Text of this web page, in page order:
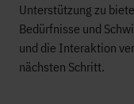
Unterstützung zu
Bedürfnisse und
und die Interaktion
nächsten Schritt.